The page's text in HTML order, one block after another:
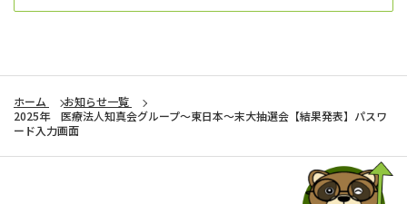
ホーム
お知らせ一覧
2025年 医療法人知真会グループ～東日本～末大抽選会【結果発表】パスワ
ード入力画面